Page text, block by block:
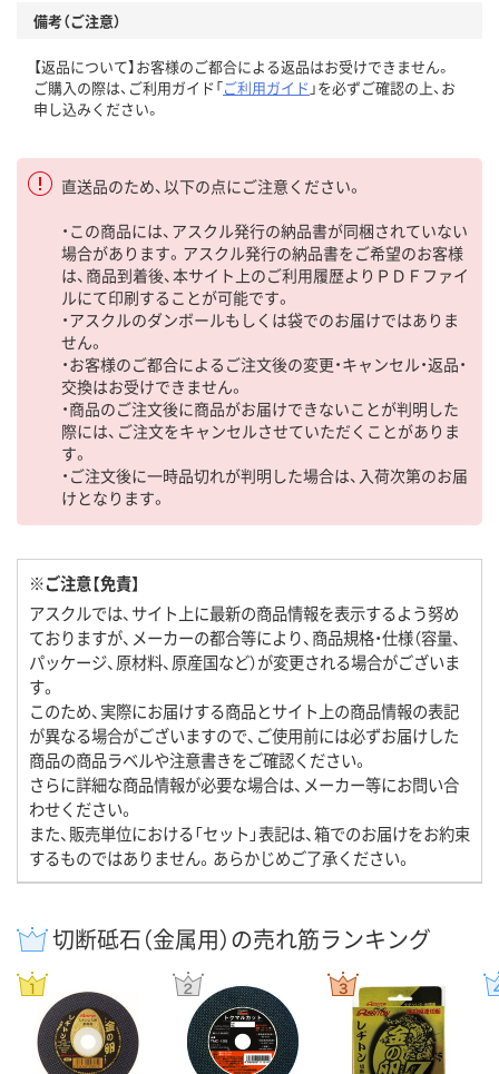
備考（ご注意）
【返品について】お客様のご都合による返品はお受けできません。
ご購入の際は、ご利用ガイド「ご利用ガイド 」を必ずご確認の上、お
申し込みください。
直送品のため、以下の点にご注意ください。
・この商品には、アスクル発行の納品書が同梱されていない
場合があります。アスクル発行の納品書をご希望のお客様
は、商品到着後、本サイト上のご利用履歴よりＰＤＦファイ
ルにて印刷することが可能です。
・アスクルのダンボールもしくは袋でのお届けではありま
せん。
・お客様のご都合によるご注文後の変更・キャンセル・返品・
交換はお受けできません。
・商品のご注文後に商品がお届けできないことが判明した
際には、ご注文をキャンセルさせていただくことがありま
す。
・ご注文後に一時品切れが判明した場合は、入荷次第のお届
けとなります。
※ご注意【免責】
アスクルでは、サイト上に最新の商品情報を表示するよう努め
ておりますが、メーカーの都合等により、商品規格・仕様（容量、
パッケージ、原材料、原産国など）が変更される場合がございま
す。
このため、実際にお届けする商品とサイト上の商品情報の表記
が異なる場合がございますので、ご使用前には必ずお届けした
商品の商品ラベルや注意書きをご確認ください。
さらに詳細な商品情報が必要な場合は、メーカー等にお問い合
わせください。
また、販売単位における「セット」表記は、箱でのお届けをお約束
するものではありません。あらかじめご了承ください。
切断砥石（金属用）の売れ筋ランキング